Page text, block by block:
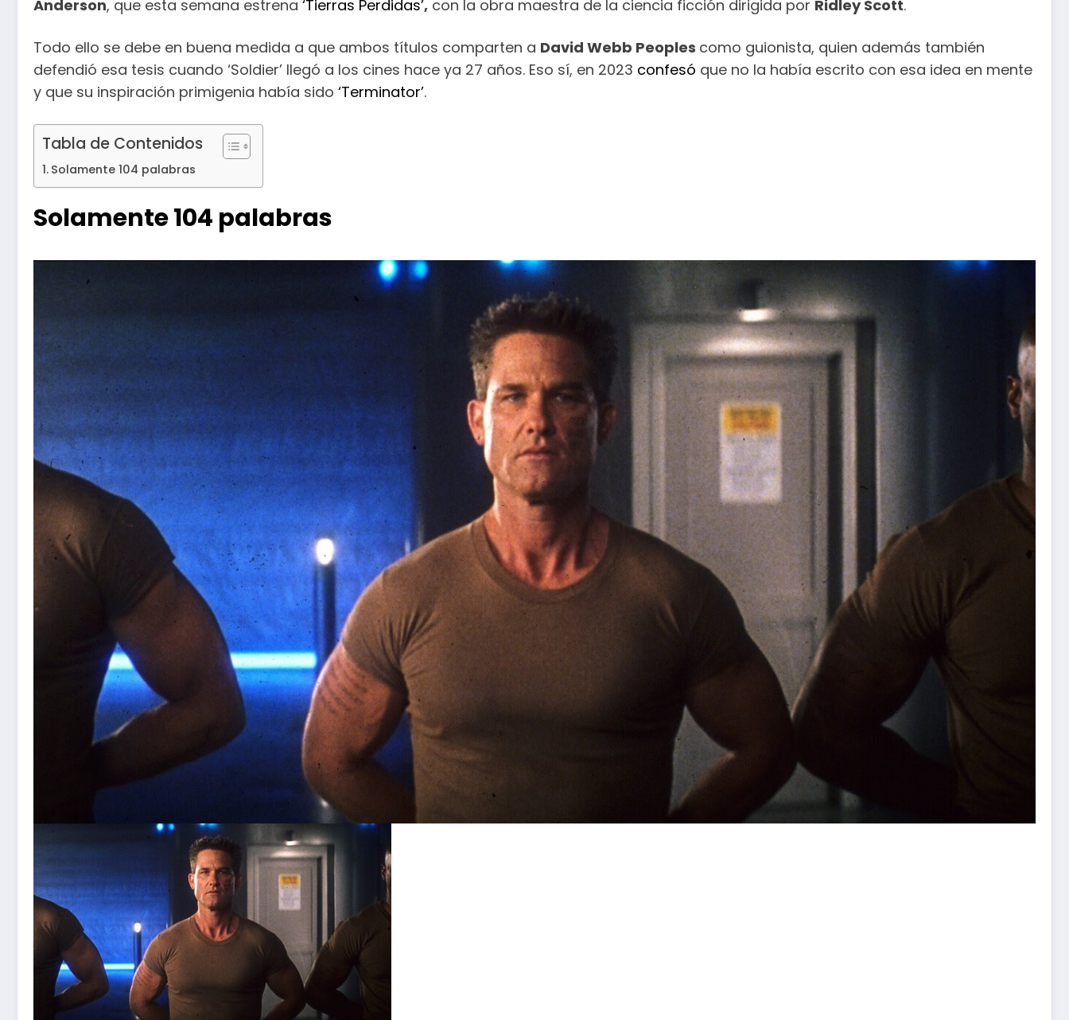
Anderson, que esta semana estrena ‘Tierras Perdidas’, con la obra maestra de la ciencia ficción dirigida por Ridley Scott.
Todo ello se debe en buena medida a que ambos títulos comparten a David Webb Peoples como guionista, quien además también
defendió esa tesis cuando ‘Soldier’ llegó a los cines hace ya 27 años. Eso sí, en 2023 confesó que no la había escrito con esa idea en mente
y que su inspiración primigenia había sido ‘Terminator’.
Tabla de Contenidos
Solamente 104 palabras
Solamente 104 palabras